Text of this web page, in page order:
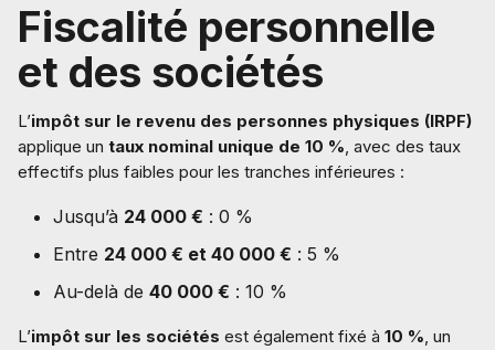
Fiscalité personnelle
et des sociétés
L’impôt sur le revenu des personnes physiques (IRPF)
applique un taux nominal unique de 10 %, avec des taux
effectifs plus faibles pour les tranches inférieures :
Jusqu’à 24 000 € : 0 %
Entre 24 000 € et 40 000 € : 5 %
Au-delà de 40 000 € : 10 %
L’impôt sur les sociétés est également fixé à 10 %, un